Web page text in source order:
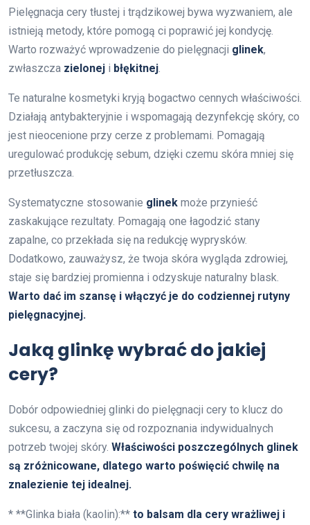
Pielęgnacja cery tłustej i trądzikowej bywa wyzwaniem, ale
istnieją metody, które pomogą ci poprawić jej kondycję.
Warto rozważyć wprowadzenie do pielęgnacji glinek,
zwłaszcza zielonej i błękitnej.
Te naturalne kosmetyki kryją bogactwo cennych właściwości.
Działają antybakteryjnie i wspomagają dezynfekcję skóry, co
jest nieocenione przy cerze z problemami. Pomagają
uregulować produkcję sebum, dzięki czemu skóra mniej się
przetłuszcza.
Systematyczne stosowanie glinek może przynieść
zaskakujące rezultaty. Pomagają one łagodzić stany
zapalne, co przekłada się na redukcję wyprysków.
Dodatkowo, zauważysz, że twoja skóra wygląda zdrowiej,
staje się bardziej promienna i odzyskuje naturalny blask.
Warto dać im szansę i włączyć je do codziennej rutyny
pielęgnacyjnej.
Jaką glinkę wybrać do jakiej
cery?
Dobór odpowiedniej glinki do pielęgnacji cery to klucz do
sukcesu, a zaczyna się od rozpoznania indywidualnych
potrzeb twojej skóry. Właściwości poszczególnych glinek
są zróżnicowane, dlatego warto poświęcić chwilę na
znalezienie tej idealnej.
* **Glinka biała (kaolin):** to balsam dla cery wrażliwej i